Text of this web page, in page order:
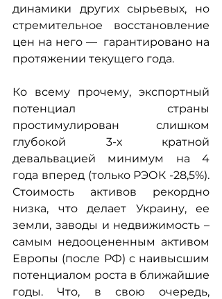
динамики других сырьевых, но
стремительное восстановление
цен на него —  гарантировано на
протяжении текущего года.
Ко всему прочему, экспортный
потенциал страны
простимулирован слишком
глубокой 3-х кратной
девальвацией минимум на 4
года вперед (только РЭОК -28,5%).
Стоимость активов рекордно
низка, что делает Украину, ее
земли, заводы и недвижимость –
самым недооцененным активом
Европы (после РФ) с наивысшим
потенциалом роста в ближайшие
годы. Что, в свою очередь,